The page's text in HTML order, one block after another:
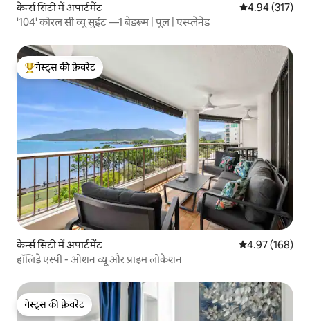
केर्न्स सिटी में अपार्टमेंट औसत रेटिंग 5 में से
4.94 (317)
'104' कोरल सी व्यू सुईट —1 बेडरूम | पूल | एस्प्लेनेड
गेस्ट्स का टॉप फ़ेवरेट
गेस्ट्स की फ़ेवरेट
केर्न्स सिटी में अपार्टमेंट औसत रेटिंग 5 में से
4.97 (168)
हॉलिडे एस्पी - ओशन व्यू और प्राइम लोकेशन
गेस्ट्स की फ़ेवरेट
गेस्ट्स की फ़ेवरेट